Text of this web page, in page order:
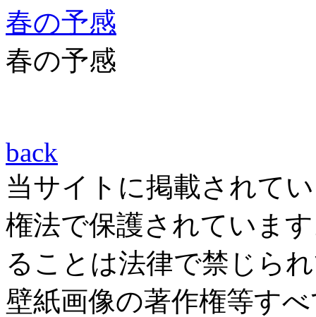
春の予感
春の予感
back
当サイトに掲載されて
権法で保護されていま
ることは法律で禁じら
壁紙画像の著作権等す